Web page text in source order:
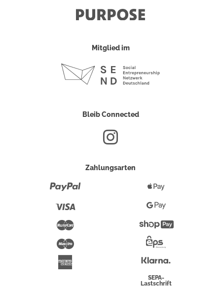
Mitglied im
Bleib Connected
Zahlungsarten
Maestro
Pay
Google
Pay
Überweisung
SEPA-
Lastschrift